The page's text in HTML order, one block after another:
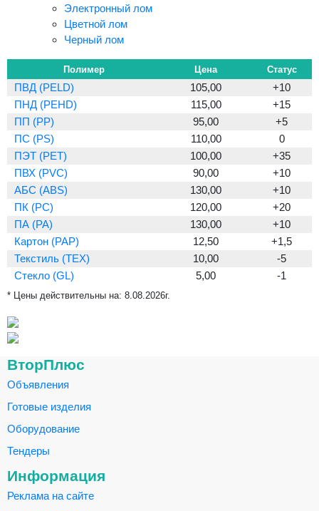
Электронный лом
Цветной лом
Черный лом
Полимер Цена Статус
ПВД (PELD) 105,00
+10
ПНД (PEHD)
115,00
+15
ПП (PP)
95,00
+5
ПС (PS)
110,00
0
ПЭТ (PET)
100,00
+35
ПВХ (PVC)
90,00
+10
АБС (ABS)
130,00
+10
ПК (PC)
120,00
+20
ПА (PA)
130,00
+10
Картон (PAP)
12,50
+1,5
Текстиль (TEX)
10,00
-5
Стекло (GL)
5,00 -1
* Цены действительны на: 8.08.2026г.
ВторПлюс
Объявления
Готовые изделия
Оборудование
Тендеры
Информация
Реклама на сайте